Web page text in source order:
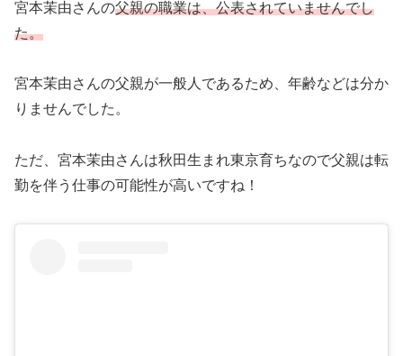
宮本茉由さんの父親の職業は、公表されていませんでし
た。
宮本茉由さんの父親が一般人であるため、年齢などは分か
りませんでした。
ただ、宮本茉由さんは秋田生まれ東京育ちなので父親は転
勤を伴う仕事の可能性が高いですね！